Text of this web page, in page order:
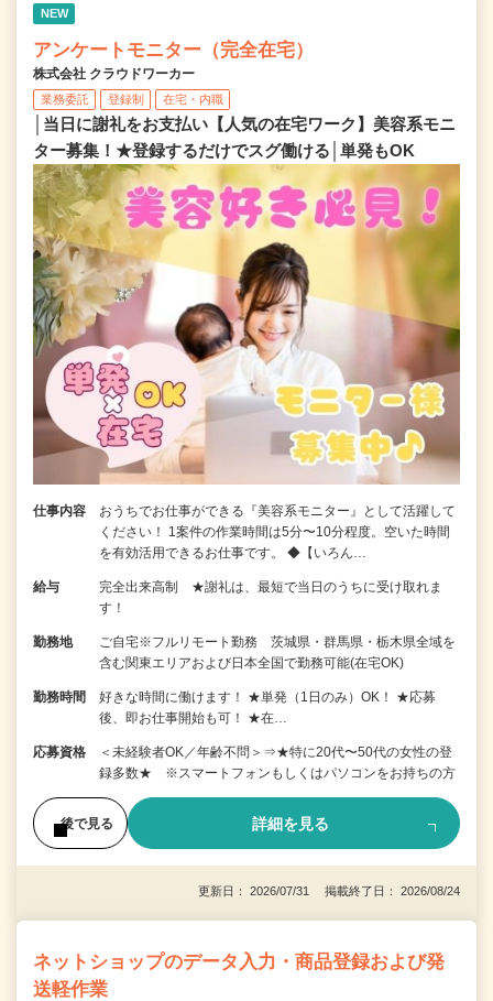
NEW
アンケートモニター（完全在宅）
株式会社 クラウドワーカー
業務委託 登録制 在宅・内職
│当日に謝礼をお支払い【人気の在宅ワーク】美容系モニ
ター募集！★登録するだけでスグ働ける│単発もOK
仕事内容
おうちでお仕事ができる『美容系モニター』として活躍して
ください！ 1案件の作業時間は5分〜10分程度。空いた時間
を有効活用できるお仕事です。 ◆【いろん…
給与
完全出来高制 ★謝礼は、最短で当日のうちに受け取れま
す！
勤務地
ご自宅※フルリモート勤務 茨城県・群馬県・栃木県全域を
含む関東エリアおよび日本全国で勤務可能(在宅OK)
勤務時間
好きな時間に働けます！ ★単発（1日のみ）OK！ ★応募
後、即お仕事開始も可！ ★在…
応募資格
＜未経験者OK／年齢不問＞⇒★特に20代〜50代の女性の登
録多数★ ※スマートフォンもしくはパソコンをお持ちの方
後で見る 詳細を見る
更新日： 2026/07/31 掲載終了日： 2026/08/24
ネットショップのデータ入力・商品登録および発
送軽作業